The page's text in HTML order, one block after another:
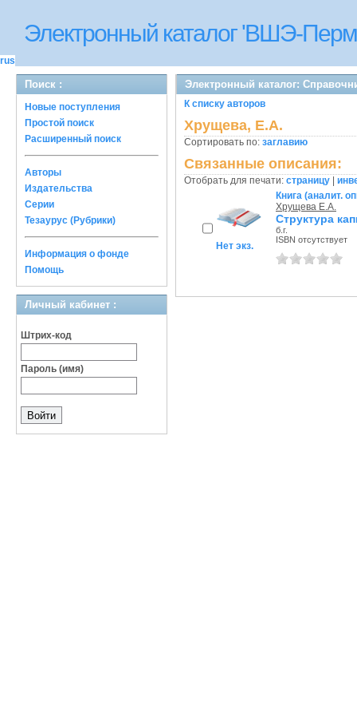
Электронный каталог 'ВШЭ-
rus
Поиск :
Новые поступления
Простой поиск
Расширенный поиск
Авторы
Издательства
Серии
Тезаурус (Рубрики)
Информация о фонде
Помощь
Личный кабинет :
Штрих-код
Пароль (имя)
Электронный каталог:
К списку авторов
Хрущева, Е.А.
Сортировать по: заглавию
Связанные описания:
Отобрать для печати: страницу
Нет экз.
Книга (аналит.
Хрущева Е.А.
Структура
б.г.
ISBN отсутствует